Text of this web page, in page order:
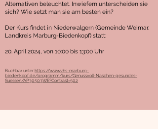
Alternativen beleuchtet. Inwiefern unterscheiden sie
sich? Wie setzt man sie am besten ein?
Der Kurs findet in Niederwalgern (Gemeinde Weimar,
Landkreis Marburg-Biedenkopf) statt:
20. April 2024, von 10:00 bis 13:00 Uhr
Buchbar unter https://www.vhs-marburg-
biedenkopf.de/programm/kurs/Genussvoll-Naschen-gesundes-
Suessen/AP30503WE?Contrast=502